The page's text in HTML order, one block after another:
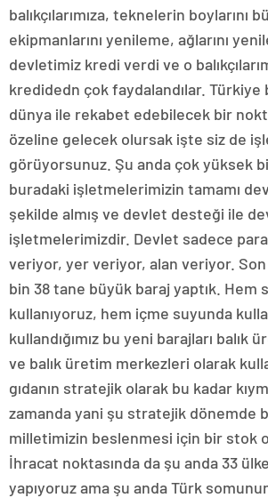
balıkçılarımıza, teknelerin boylarını
ekipmanlarını yenileme, ağlarını
devletimiz kredi verdi ve o
kredidedn çok faydalandılar. Türkiye
dünya ile rekabet edebilecek bir
özeline gelecek olursak işte siz de
görüyorsunuz. Şu anda çok yüksek
buradaki işletmelerimizin tamamı
şekilde almış ve devlet desteği ile
işletmelerimizdir. Devlet sadece
veriyor, yer veriyor, alan veriyor. Son
bin 38 tane büyük baraj yaptık. Hem
kullanıyoruz, hem içme suyunda
kullandığımız bu yeni barajları balık
ve balık üretim merkezleri olarak
gıdanın stratejik olarak bu kadar
zamanda yani şu stratejik dönemde
milletimizin beslenmesi için bir stok
İhracat noktasında da şu anda 33
yapıyoruz ama şu anda Türk